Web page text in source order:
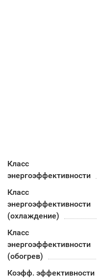
Класс
энергоэффективности
Класс
энергоэффективности
(охлаждение)
Класс
энергоэффективности
(обогрев)
Коэфф. эффективности